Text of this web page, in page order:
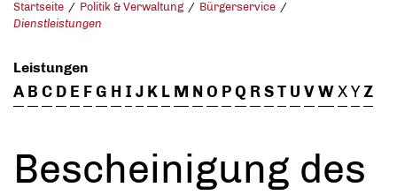
Startseite
Politik & Verwaltung
Bürgerservice
Dienstleistungen
Leistungen
A B C D E FG H I J K L M NO PQ RST U VWXYZ
Bescheinigung des